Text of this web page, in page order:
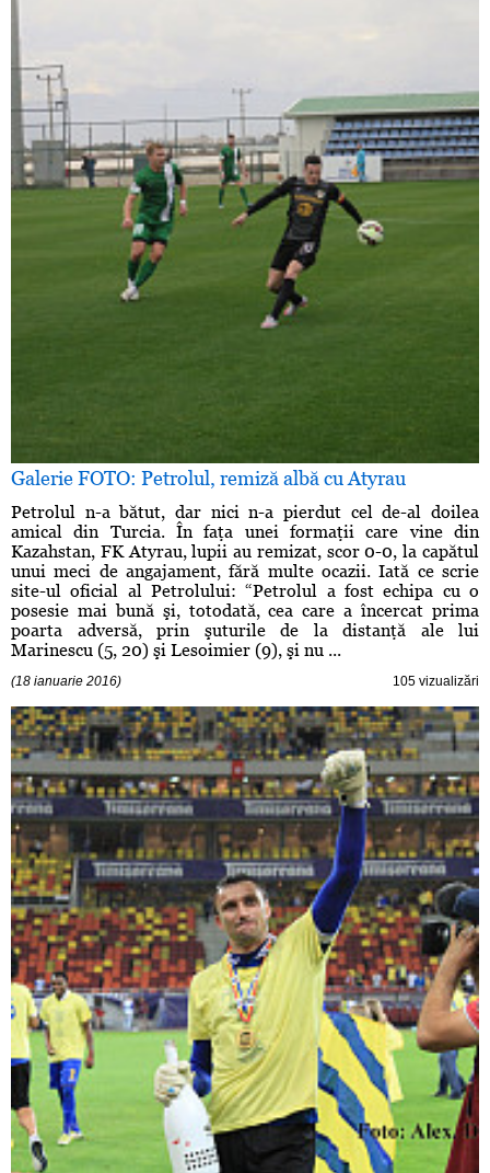
Galerie FOTO: Petrolul, remiză albă cu Atyrau
Petrolul n-a bătut, dar nici n-a pierdut cel de-al doilea
amical din Turcia. În faţa unei formaţii care vine din
Kazahstan, FK Atyrau, lupii au remizat, scor 0-0, la capătul
unui meci de angajament, fără multe ocazii. Iată ce scrie
site-ul oficial al Petrolului: “Petrolul a fost echipa cu o
posesie mai bună şi, totodată, cea care a încercat prima
poarta adversă, prin şuturile de la distanţă ale lui
Marinescu (5, 20) şi Lesoimier (9), şi nu ...
(18 ianuarie 2016) 105 vizualizări